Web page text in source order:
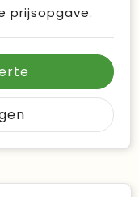
prijsopgave.